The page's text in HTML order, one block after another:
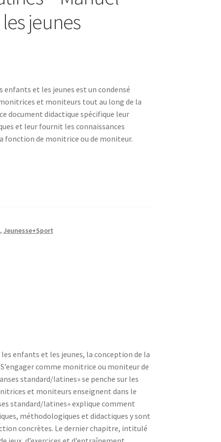
jeunes
et les jeunes est un condensé
et moniteurs tout au long de la
document didactique spécifique leur
et leur fournit les connaissances
fonction de monitrice ou de moniteur.
, Jeunesse+Sport
enfants et les jeunes, la conception de la
comme monitrice ou moniteur de
standard/latines» se penche sur les
et moniteurs enseignent dans le
standard/latines» explique comment
méthodologiques et didactiques y sont
concrètes. Le dernier chapitre, intitulé